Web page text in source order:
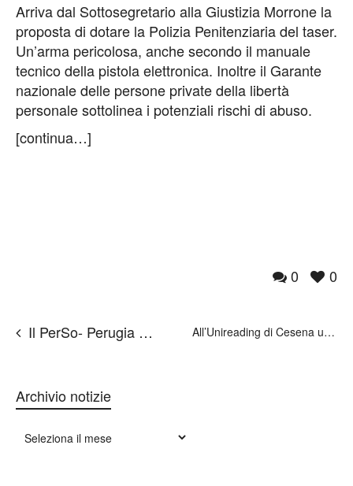
Arriva dal Sottosegretario alla Giustizia Morrone la
proposta di dotare la Polizia Penitenziaria del taser.
Un’arma pericolosa, anche secondo il manuale
tecnico della pistola elettronica. Inoltre il Garante
nazionale delle persone private della libertà
personale sottolinea i potenziali rischi di abuso.
[continua…]
0
0
Il PerSo- Perugia Social Film Festival dedica uno spazio ai 40 anni della legge 180 All’Unireading di Cesena una lettura di Franco Basaglia e Antonin Artaud
Archivio notizie
Archivio